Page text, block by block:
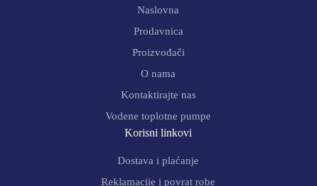
Naslovna
Prodavnica
Proizvođači
O nama
Kontaktirajte nas
Vodene toplotne pumpe
Korisni linkovi
Dostava i plaćanje
Reklamacije i povrat robe